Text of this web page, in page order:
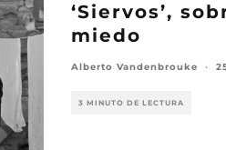
‘Siervos’,
miedo
Alberto Vandenbrouke ·
3 MINUTO DE LECTURA